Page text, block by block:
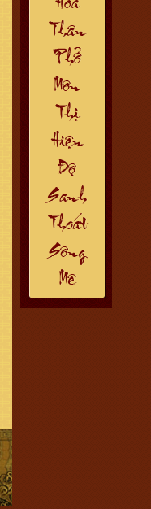
mừng Quý Phật Tử thiện